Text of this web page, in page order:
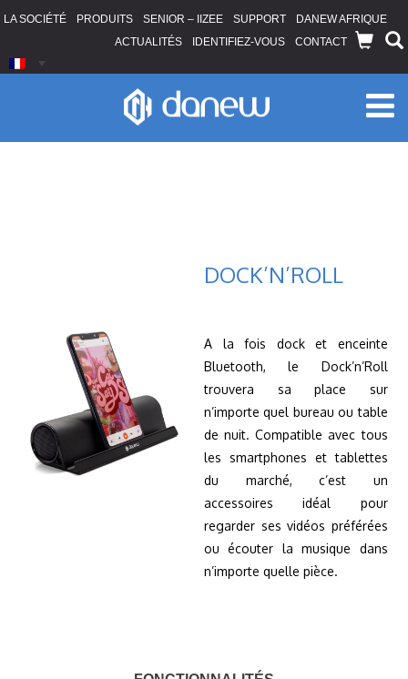
LA SOCIÉTÉ PRODUITS SENIOR – IIZEE SUPPORT
DANEW AFRIQUE
ACTUALITÉS
IDENTIFIEZ-VOUS CONTACT
DOCK’N’ROLL
A la fois dock et enceinte
Bluetooth, le Dock’n’Roll
trouvera sa place sur
n’importe quel bureau ou table
de nuit. Compatible avec tous
les smartphones et tablettes
du marché, c’est un
accessoires idéal pour
regarder ses vidéos préférées
ou écouter la musique dans
n’importe quelle pièce.